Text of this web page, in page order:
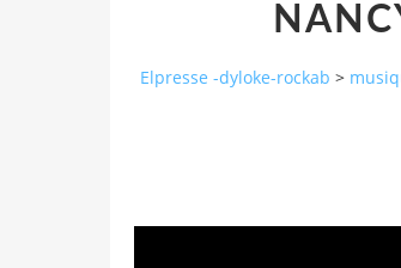
Elpresse -dyloke-rockab >